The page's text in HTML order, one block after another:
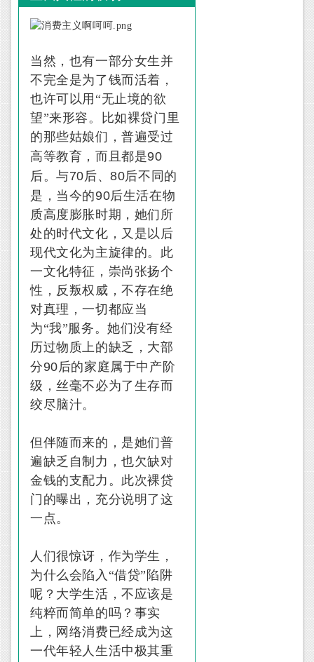
当然，也有一部分女生并
不完全是为了钱而活着，
也许可以用“无止境的欲
望”来形容。比如裸贷门里
的那些姑娘们，普遍受过
高等教育，而且都是90
后。与70后、80后不同的
是，当今的90后生活在物
质高度膨胀时期，她们所
处的时代文化，又是以后
现代文化为主旋律的。此
一文化特征，崇尚张扬个
性，反叛权威，不存在绝
对真理，一切都应当
为“我”服务。她们没有经
历过物质上的缺乏，大部
分90后的家庭属于中产阶
级，丝毫不必为了生存而
绞尽脑汁。
但伴随而来的，是她们普
遍缺乏自制力，也欠缺对
金钱的支配力。此次裸贷
门的曝出，充分说明了这
一点。
人们很惊讶，作为学生，
为什么会陷入“借贷”陷阱
呢？大学生活，不应该是
纯粹而简单的吗？事实
上，网络消费已经成为这
一代年轻人生活中极其重